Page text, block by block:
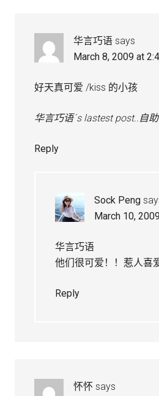
华言巧语 says
March 8, 2009 at
好天真可爱 /kiss 的小孩
华言巧语´s lastest post..自
Reply
Sock Peng
March 10,
华言巧语
他们很可爱！！惹人喜
Reply
怀怀 says